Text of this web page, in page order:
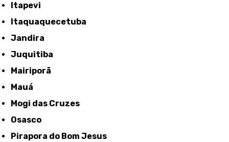
Itapevi
Itaquaquecetuba
Jandira
Juquitiba
Mairiporã
Mauá
Mogi das Cruzes
Osasco
Pirapora do Bom Jesus